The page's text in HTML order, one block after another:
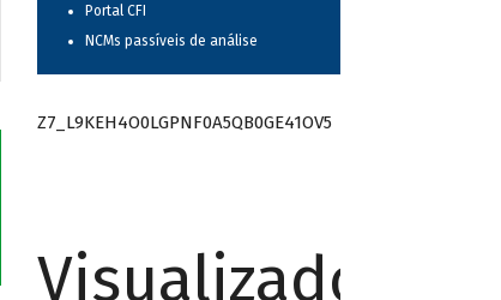
Portal CFI
NCMs passíveis de análise
Z7_L9KEH4O0LGPNF0A5QB0GE41OV5
Visualizador